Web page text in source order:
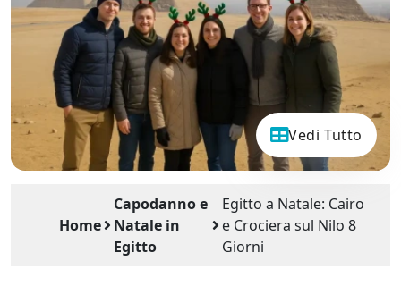
Crociere sul Nilo
Viaggi in Giordania
Blog
Vedi Tutto
Home
Capodanno e
Natale in
Egitto
Egitto a Natale: Cairo
e Crociera sul Nilo 8
Giorni